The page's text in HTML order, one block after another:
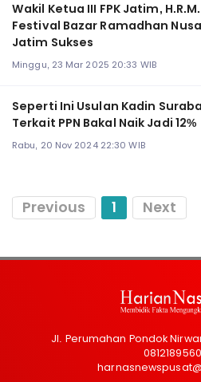
Wakil Ketua III FPK Jatim,
Festival Bazar Ramadhan
Jatim Sukses
Minggu, 23 Mar 2025 20:33 WIB
Seperti Ini Usulan Kadin
Terkait PPN Bakal Naik Jadi 12%
Rabu, 20 Nov 2024 22:30 WIB
Previous 1 Next
Jl. Perumahan Pondok